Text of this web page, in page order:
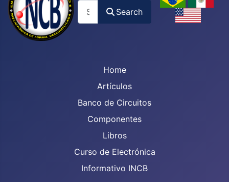
Search
Home
Artículos
Banco de Circuitos
Componentes
Libros
Curso de Electrónica
Informativo INCB